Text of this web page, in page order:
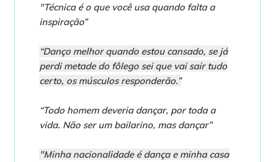
"Técnica é o que você usa quando falta a
inspiração”
“Danço melhor quando estou cansado, se já
perdi metade do fôlego sei que vai sair tudo
certo, os músculos responderão.”
“Todo homem deveria dançar, por toda a
vida. Não ser um bailarino, mas dançar”
"Minha nacionalidade é dança e minha casa